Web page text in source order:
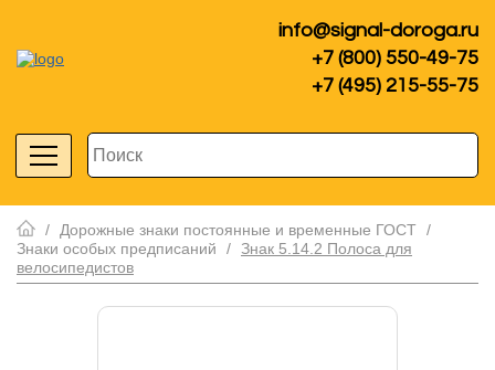
info@signal-doroga.ru
+7 (800) 550-49-75
+7 (495) 215-55-75
/ Дорожные знаки постоянные и временные ГОСТ /
Знаки особых предписаний
/ Знак 5.14.2 Полоса для
велосипедистов